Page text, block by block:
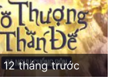
12 tháng trước